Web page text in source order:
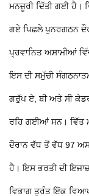
ਮਨਜ਼ੂਰੀ ਦਿੱਤੀ ਗਈ ਹੈ।
ਗਏ ਪਿਛਲੇ ਪੁਨਰਗਠਨ
ਪ੍ਰਵਾਨਿਤ ਅਸਾਮੀਆਂ
ਇਸ ਦੀ ਸਮੁੱਚੀ
ਗਰੁੱਪ ਏ, ਬੀ ਅਤੇ ਸੀ
ਰਹਿ ਗਈਆਂ ਸਨ। ਵਿੱਤ
ਦੌਰਾਨ ਵੱਧ ਤੋਂ ਵੱਧ 97
ਹੈ। ਇਸ ਭਰਤੀ ਦੀ
ਵਿਭਾਗ ਤੁਰੰਤ ਇੱਕ